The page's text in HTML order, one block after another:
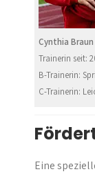
Cynthia Braun
Trainerin seit:
B-Trainerin:
C-Trainerin:
Eine